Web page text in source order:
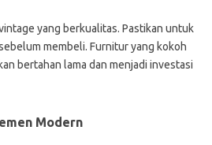
yang berkualitas. Pastikan untuk
membeli. Furnitur yang kokoh
bertahan lama dan menjadi investasi
Modern